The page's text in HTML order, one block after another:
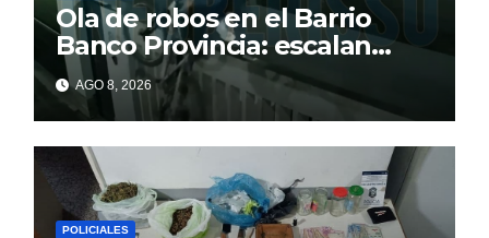
Ola de robos en el Barrio
Banco Provincia: escalan
paredes en la noche y nadie
responde
AGO 8, 2026
POLICIALES